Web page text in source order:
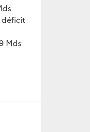
déficit
Mds